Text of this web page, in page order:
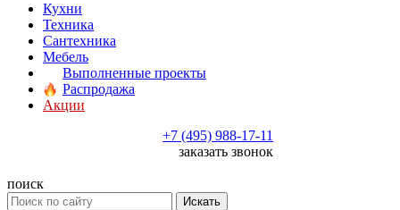
Кухни
Техника
Сантехника
Мебель
Выполненные проекты
Распродажа
Акции
+7 (495) 988-17-11
заказать звонок
поиск
Искать